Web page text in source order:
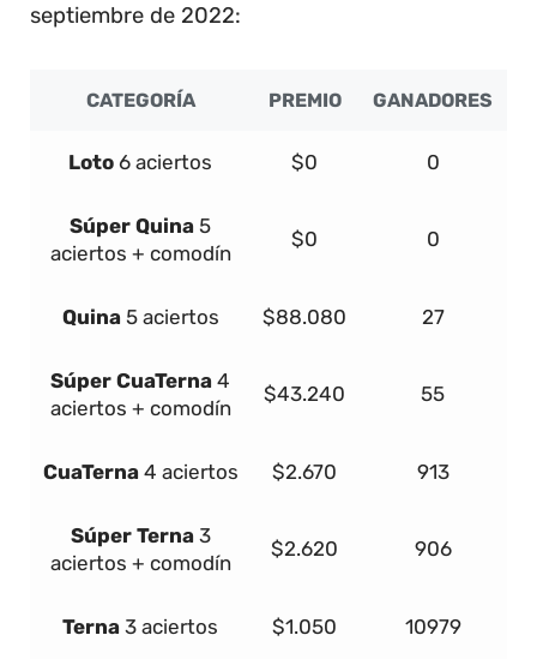
septiembre de 2022:
CATEGORÍA PREMIO GANADORES
Loto 6 aciertos $0 0
Súper Quina 5
aciertos + comodín
$0 0
Quina 5 aciertos $88.080 27
Súper CuaTerna 4
aciertos + comodín
$43.240 55
CuaTerna 4 aciertos $2.670 913
Súper Terna 3
aciertos + comodín
$2.620 906
Terna 3 aciertos $1.050 10979